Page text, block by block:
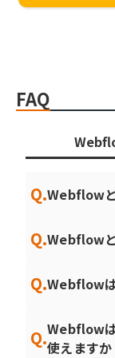
FAQ
Q.Webflow
Q.Webflow
Q.Webflow
Q.Webflow
使えますか